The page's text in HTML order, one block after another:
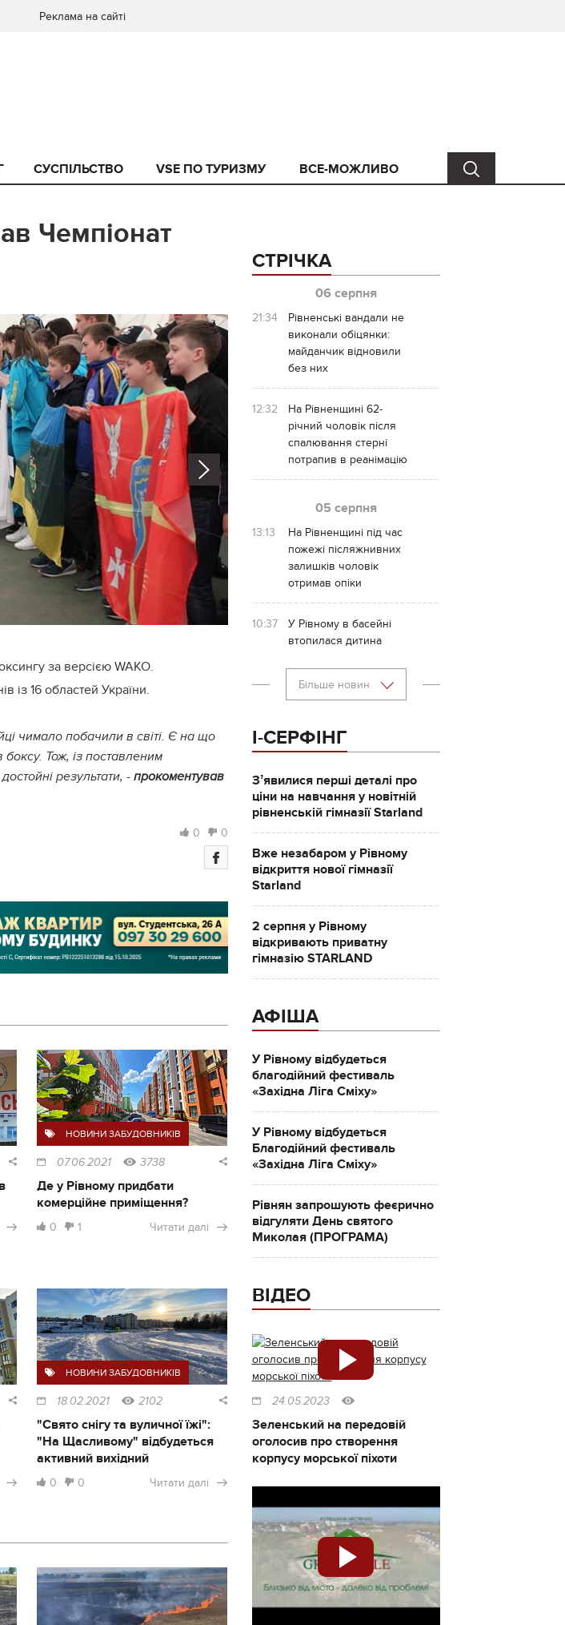
Реклама на сайті
СУСПІЛЬСТВО VSE ПО ТУРИЗМУ ВСЕ-МОЖЛИВО
Чемпіонат
Next
за версією WAKO.
із 16 областей України.
чимало побачили в світі. Є на що
Тож, із поставленим
результати, - прокоментував
0 0
НОВИНИ ЗАБУДОВНИКІВ
07.06.2021 3738
Де у Рівному придбати
комерційне приміщення?
0 1 Читати далі
НОВИНИ ЗАБУДОВНИКІВ
18.02.2021 2102
"Свято снігу та вуличної їжі":
"На Щасливому" відбудеться
активний вихідний
0 0 Читати далі
СТРІЧКА
06 серпня
21:34
Рівненські вандали не
виконали обіцянки:
майданчик відновили
без них
12:32
На Рівненщині 62-
річний чоловік після
спалювання стерні
потрапив в реанімацію
05 серпня
13:13
На Рівненщині під час
пожежі післяжнивних
залишків чоловік
отримав опіки
10:37
У Рівному в басейні
втопилася дитина
Більше новин
І-СЕРФІНГ
Зʼявилися перші деталі про
ціни на навчання у новітній
рівненській гімназії Starland
Вже незабаром у Рівному
відкриття нової гімназії
Starland
2 серпня у Рівному
відкривають приватну
гімназію STARLAND
АФІША
У Рівному відбудеться
благодійний фестиваль
«Західна Ліга Сміху»
У Рівному відбудеться
Благодійний фестиваль
«Західна Ліга Сміху»
Рівнян запрошують феєрично
відгуляти День святого
Миколая (ПРОГРАМА)
ВІДЕО
24.05.2023
Зеленський на передовій
оголосив про створення
корпусу морської піхоти